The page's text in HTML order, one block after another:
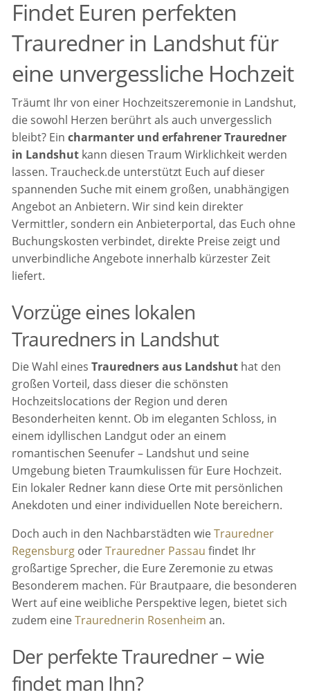
Findet Euren perfekten
Trauredner in Landshut für
eine unvergessliche Hochzeit
Träumt Ihr von einer Hochzeitszeremonie in Landshut,
die sowohl Herzen berührt als auch unvergesslich
bleibt? Eincharmanter und erfahrener Trauredner
in Landshut kann diesen Traum Wirklichkeit werden
lassen. Traucheck.de unterstützt Euch auf dieser
spannenden Suche mit einem großen, unabhängigen
Angebot an Anbietern. Wir sind kein direkter
Vermittler, sondern ein Anbieterportal, das Euch ohne
Buchungskosten verbindet, direkte Preise zeigt und
unverbindliche Angebote innerhalb kürzester Zeit
liefert.
Vorzüge eines lokalen
Trauredners in Landshut
Die Wahl einesTrauredners aus Landshut hat den
großen Vorteil, dass dieser die schönsten
Hochzeitslocations der Region und deren
Besonderheiten kennt. Ob im eleganten Schloss, in
einem idyllischen Landgut oder an einem
romantischen Seenufer – Landshut und seine
Umgebung bieten Traumkulissen für Eure Hochzeit.
Ein lokaler Redner kann diese Orte mit persönlichen
Anekdoten und einer individuellen Note bereichern.
Doch auch in den Nachbarstädten wieTrauredner
Regensburg oderTrauredner Passau findet Ihr
großartige Sprecher, die Eure Zeremonie zu etwas
Besonderem machen. Für Brautpaare, die besonderen
Wert auf eine weibliche Perspektive legen, bietet sich
zudem eineTraurednerin Rosenheim an.
Der perfekte Trauredner – wie
findet man Ihn?